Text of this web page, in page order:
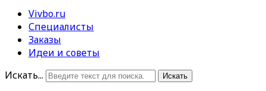
Vivbo.ru
Специалисты
Заказы
Идеи и советы
Искать...
Искать